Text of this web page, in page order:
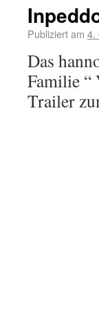
Publiziert am 4.
Das
Familie “
Trailer